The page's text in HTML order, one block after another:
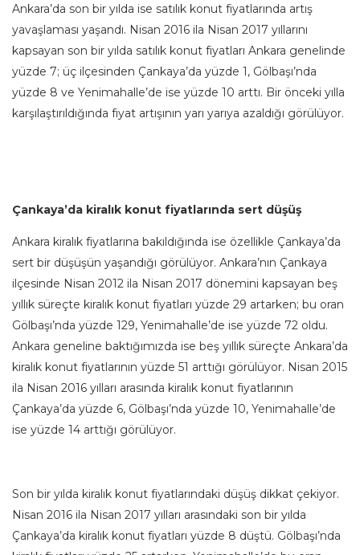
Ankara’da son bir yılda ise satılık konut fiyatlarında artış
yavaşlaması yaşandı. Nisan 2016 ila Nisan 2017 yıllarını
kapsayan son bir yılda satılık konut fiyatları Ankara genelinde
yüzde 7; üç ilçesinden Çankaya’da yüzde 1, Gölbaşı’nda
yüzde 8 ve Yenimahalle’de ise yüzde 10 arttı. Bir önceki yılla
karşılaştırıldığında fiyat artışının yarı yarıya azaldığı görülüyor.
Çankaya’da kiralık konut fiyatlarında sert düşüş
Ankara kiralık fiyatlarına bakıldığında ise özellikle Çankaya’da
sert bir düşüşün yaşandığı görülüyor. Ankara’nın Çankaya
ilçesinde Nisan 2012 ila Nisan 2017 dönemini kapsayan beş
yıllık süreçte kiralık konut fiyatları yüzde 29 artarken; bu oran
Gölbaşı’nda yüzde 129, Yenimahalle’de ise yüzde 72 oldu.
Ankara geneline baktığımızda ise beş yıllık süreçte Ankara’da
kiralık konut fiyatlarının yüzde 51 arttığı görülüyor. Nisan 2015
ila Nisan 2016 yılları arasında kiralık konut fiyatlarının
Çankaya’da yüzde 6, Gölbaşı’nda yüzde 10, Yenimahalle’de
ise yüzde 14 arttığı görülüyor.
Son bir yılda kiralık konut fiyatlarındaki düşüş dikkat çekiyor.
Nisan 2016 ila Nisan 2017 yılları arasındaki son bir yılda
Çankaya’da kiralık konut fiyatları yüzde 8 düştü. Gölbaşı’nda